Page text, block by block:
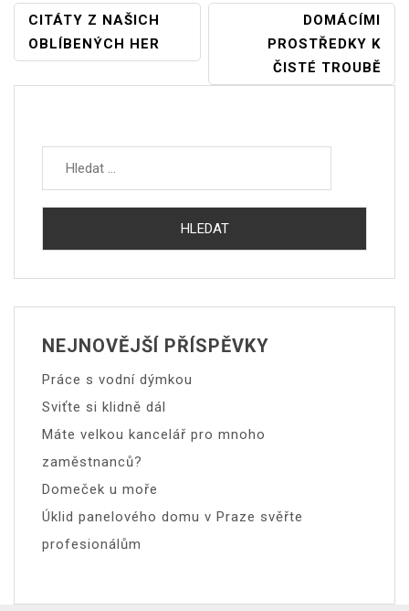
Navigace
Pro
Příspěvek
CITÁTY Z NAŠICH
OBLÍBENÝCH HER
DOMÁCÍMI
PROSTŘEDKY K
ČISTÉ TROUBĚ
NEJNOVĚJŠÍ PŘÍSPĚVKY
Práce s vodní dýmkou
Sviťte si klidně dál
Máte velkou kancelář pro mnoho
zaměstnanců?
Domeček u moře
Úklid panelového domu v Praze svěřte
profesionálům